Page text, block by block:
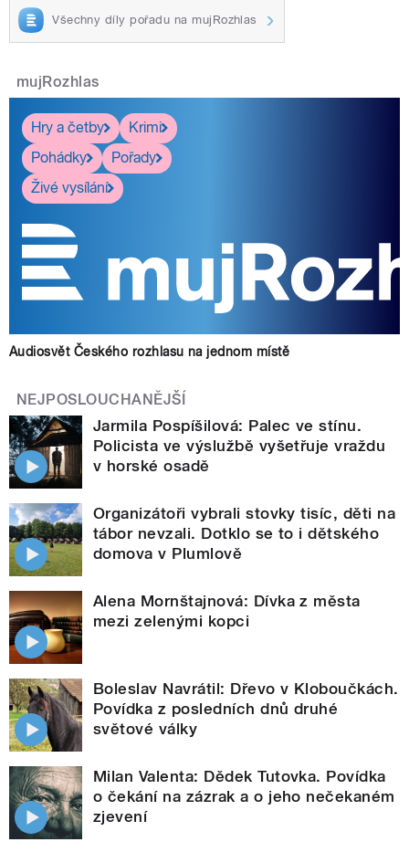
Všechny díly pořadu na mujRozhlas
mujRozhlas
Hry a četby
Krimi
Pohádky
Pořady
Živé vysílání
Audiosvět Českého rozhlasu na jednom místě
NEJPOSLOUCHANĚJŠÍ
Jarmila Pospíšilová: Palec ve stínu.
Policista ve výslužbě vyšetřuje vraždu
v horské osadě
Organizátoři vybrali stovky tisíc, děti na
tábor nevzali. Dotklo se to i dětského
domova v Plumlově
Alena Mornštajnová: Dívka z města
mezi zelenými kopci
Boleslav Navrátil: Dřevo v Kloboučkách.
Povídka z posledních dnů druhé
světové války
Milan Valenta: Dědek Tutovka. Povídka
o čekání na zázrak a o jeho nečekaném
zjevení